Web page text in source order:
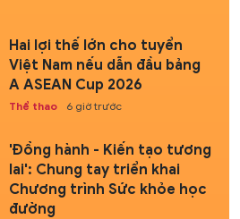
Hai lợi thế lớn cho tuyển
Việt Nam nếu dẫn đầu bảng
A ASEAN Cup 2026
Thể thao 6 giờ trước
'Đồng hành - Kiến tạo tương
lai': Chung tay triển khai
Chương trình Sức khỏe học
đường